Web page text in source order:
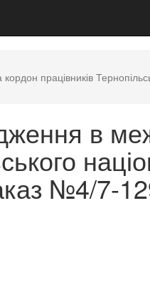
працівників
в
№4/7-